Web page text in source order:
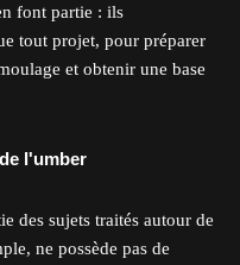
font partie : ils
tout projet, pour préparer
et obtenir une base
l'umber
des sujets traités autour de
ne possède pas de